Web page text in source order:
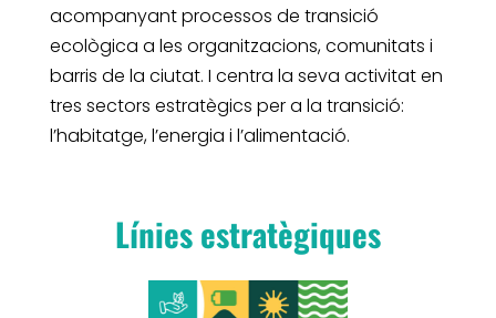
acompanyant processos de transició
ecològica a les organitzacions, comunitats i
barris de la ciutat. I centra la seva activitat en
tres sectors estratègics per a la transició:
l’habitatge, l’energia i l’alimentació.
Línies estratègiques